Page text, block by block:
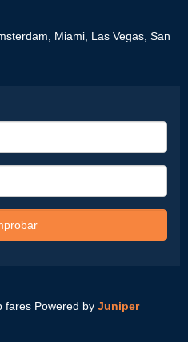
Miami Las Vegas San
fares Powered by Juniper